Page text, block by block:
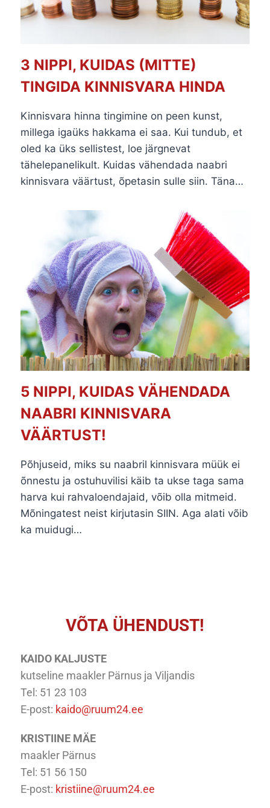
3 NIPPI, KUIDAS (MITTE)
TINGIDA KINNISVARA HINDA
Kinnisvara hinna tingimine on peen kunst,
millega igaüks hakkama ei saa. Kui tundub, et
oled ka üks sellistest, loe järgnevat
tähelepanelikult. Kuidas vähendada naabri
kinnisvara väärtust, õpetasin sulle siin. Täna…
5 NIPPI, KUIDAS VÄHENDADA
NAABRI KINNISVARA
VÄÄRTUST!
Põhjuseid, miks su naabril kinnisvara müük ei
õnnestu ja ostuhuvilisi käib ta ukse taga sama
harva kui rahvaloendajaid, võib olla mitmeid.
Mõningatest neist kirjutasin SIIN. Aga alati võib
ka muidugi…
VÕTA ÜHENDUST!
KAIDO KALJUSTE
kutseline maakler Pärnus ja Viljandis
Tel: 51 23 103
E-post: kaido@ruum24.ee
KRISTIINE MÄE
maakler Pärnus
Tel: 51 56 150
E-post: kristiine@ruum24.ee